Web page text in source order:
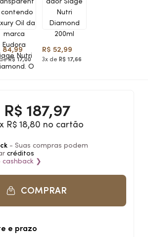
84,99
R$ 17,00
R$ 52,99
3x de R$ 17,66
R$ 187,97
R$ 18,80 no cartão
- Suas compras podem
créditos
cashback ❯
COMPRAR
e prazo